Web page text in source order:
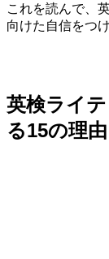
これを読んで、
向けた自信をつ
英検ライ
る15の理由